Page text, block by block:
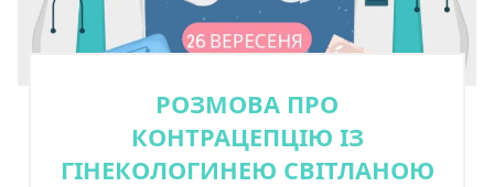
РОЗМОВА ПРО
КОНТРАЦЕПЦІЮ ІЗ
ГІНЕКОЛОГИНЕЮ СВІТЛАНОЮ